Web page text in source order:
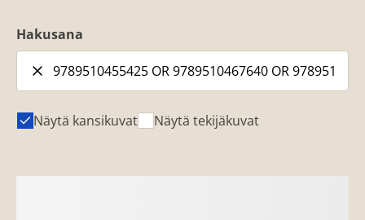
Hakusana
Näytä kansikuvat Näytä tekijäkuvat